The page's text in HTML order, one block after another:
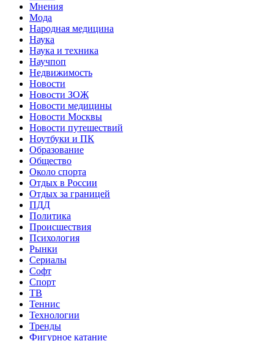
Мнения
Мода
Народная медицина
Наука
Наука и техника
Научпоп
Недвижимость
Новости
Новости ЗОЖ
Новости медицины
Новости Москвы
Новости путешествий
Ноутбуки и ПК
Образование
Общество
Около спорта
Отдых в России
Отдых за границей
ПДД
Политика
Происшествия
Психология
Рынки
Сериалы
Софт
Спорт
ТВ
Теннис
Технологии
Тренды
Фигурное катание